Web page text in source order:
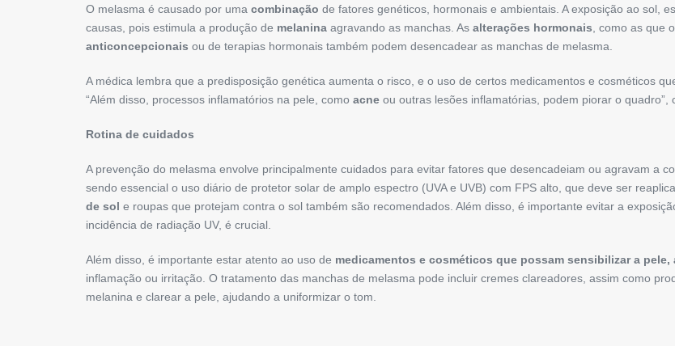
O melasma é causado por uma combinação de fatores genéticos, hormonais e ambientais. A exposição ao sol,
causas, pois estimula a produção de melaninaagravando as manchas. As alterações hormonais, como as que
anticoncepcionais ou de terapias hormonais também podem desencadear as manchas de melasma.
A médica lembra que a predisposição genética aumenta o risco, e o uso de certos medicamentos e cosméticos
“Além disso, processos inflamatórios na pele, como acneou outras lesões inflamatórias, podem piorar o quadro”,
Rotina de cuidados
A prevenção do melasma envolve principalmente cuidados para evitar fatores que desencadeiam ou agravam a
sendo essencial o uso diário de protetor solar de amplo espectro (UVA e UVB) com FPS alto, que deve ser
de sol e roupas que protejam contra o sol também são recomendados. Além disso, é importante evitar a
incidência de radiação UV, é crucial.
Além disso, é importante estar atento ao uso de medicamentos e cosméticos que possam sensibilizar a
inflamação ou irritação. O tratamento das manchas de melasma pode incluir cremes clareadores, assim como
melanina e clarear a pele, ajudando a uniformizar o tom.